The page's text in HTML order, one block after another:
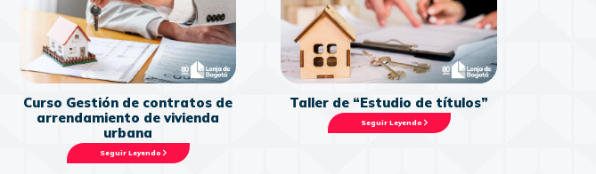
Curso Gestión de contratos de
arrendamiento de vivienda
urbana
Seguir Leyendo
Taller de “Estudio de títulos”
Seguir Leyendo